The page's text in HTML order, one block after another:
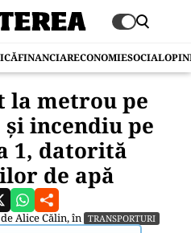
FINANCIARECONOMIESOCIAL
la metrou pe
incendiu pe
1, datorită
de apă
Alice Călin, în TRANSPORTURI